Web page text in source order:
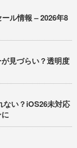
ル情報 – 2026年8
見づらい？透明度
ない？iOS26未対応